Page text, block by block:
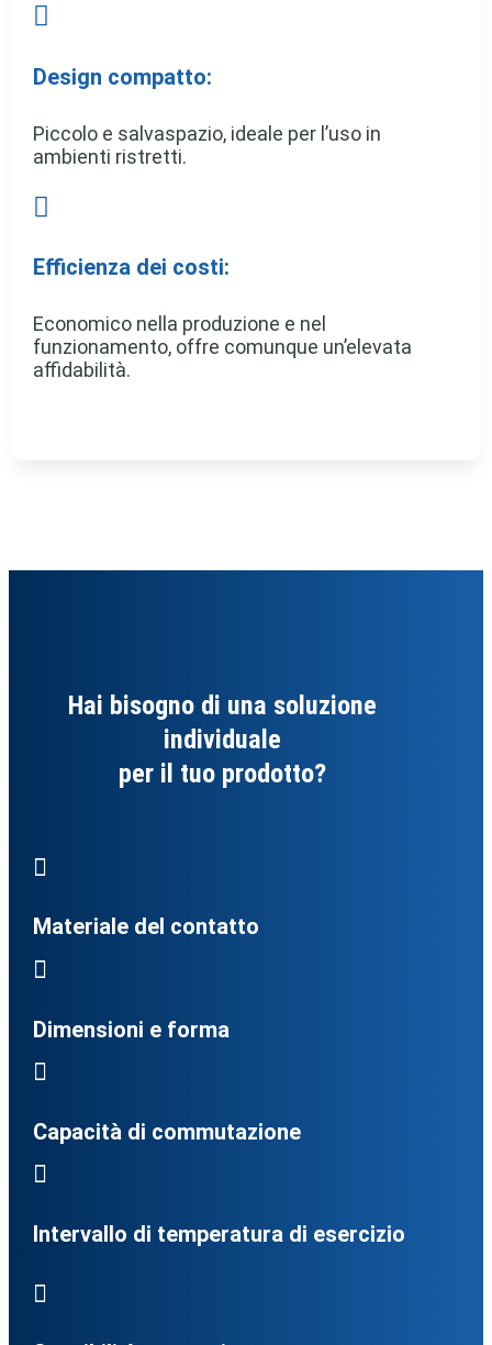

Design compatto:
Piccolo e salvaspazio, ideale per l’uso in
ambienti ristretti.

Efficienza dei costi:
Economico nella produzione e nel
funzionamento, offre comunque un’elevata
affidabilità.
Hai bisogno di una soluzione
individuale
per il tuo prodotto?

Materiale del contatto

Dimensioni e forma

Capacità di commutazione

Intervallo di temperatura di esercizio
